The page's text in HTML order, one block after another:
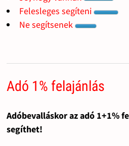
Felesleges segíteni
Ne segítsenek
Adó 1% felajánlás
Adóbevalláskor az adó 1+1%
segíthet!